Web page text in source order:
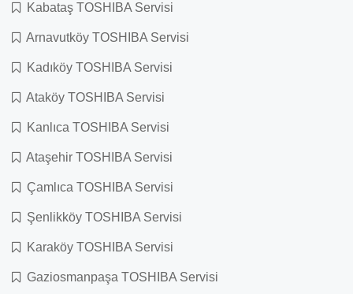
Kabataş TOSHIBA Servisi
Arnavutköy TOSHIBA Servisi
Kadıköy TOSHIBA Servisi
Ataköy TOSHIBA Servisi
Kanlıca TOSHIBA Servisi
Ataşehir TOSHIBA Servisi
Çamlıca TOSHIBA Servisi
Şenlikköy TOSHIBA Servisi
Karaköy TOSHIBA Servisi
Gaziosmanpaşa TOSHIBA Servisi